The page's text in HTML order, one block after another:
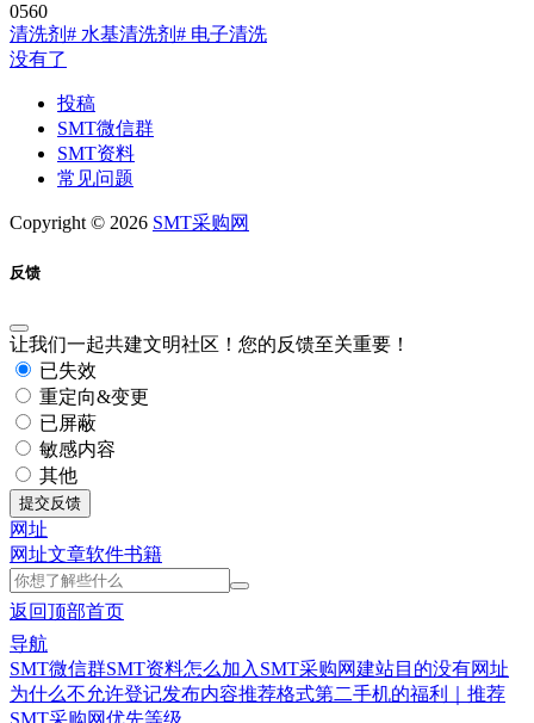
0560
清洗剂 # 水基清洗剂 # 电子清洗
没有了
投稿
SMT微信群
SMT资料
常见问题
Copyright © 2026 SMT采购网
反馈
让我们一起共建文明社区！您的反馈至关重要！
已失效
重定向&变更
已屏蔽
敏感内容
其他
提交反馈
网址
网址文章软件书籍
返回顶部首页
导航
SMT微信群SMT资料怎么加入SMT采购网建站目的没有网址
为什么不允许登记发布内容推荐格式第二手机的福利｜推荐
SMT采购网优先等级